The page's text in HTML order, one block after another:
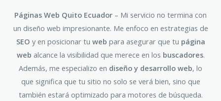
Páginas Web Quito Ecuador – Mi servicio no termina con
un diseño web impresionante. Me enfoco en estrategias de
SEO y en posicionar tu web para asegurar que tu página
web alcance la visibilidad que merece en los buscadores.
Además, me especializo en diseño y desarrollo web, lo
que significa que tu sitio no solo se verá bien, sino que
también estará optimizado para motores de búsqueda.